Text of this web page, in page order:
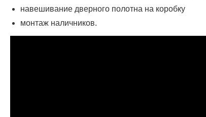
навешивание дверного полотна на коробку
монтаж наличников.